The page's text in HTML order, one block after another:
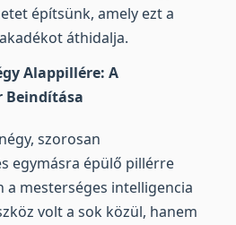
építsünk, amely ezt a
áthidalja.
Alappillére: A
Beindítása
szorosan
egymásra épülő pillérre
a mesterséges intelligencia
volt a sok közül, hanem